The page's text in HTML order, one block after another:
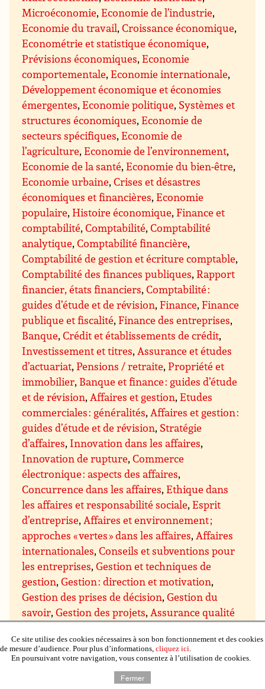
Microéconomie,Economie de l’industrie,
Economie du travail,Croissance économique,
Econométrie et statistique économique,
Prévisions économiques,Economie
comportementale,Economie internationale,
Développement économique et économies
émergentes,Economie politique, Systèmes et
structures économiques,Economie de
secteurs spécifiques,Economie de
l’agriculture,Economie de l’environnement,
Economie de la santé,Economie du bien-être,
Economie urbaine,Crises et désastres
économiques et financières,Economie
populaire,Histoire économique,Finance et
comptabilité,Comptabilité,Comptabilité
analytique,Comptabilité financière,
Comptabilité de gestion et écriture comptable,
Comptabilité des finances publiques,Rapport
financier, états financiers,Comptabilité :
guides d’étude et de révision,Finance,Finance
publique et fiscalité,Finance des entreprises,
Banque,Crédit et établissements de crédit,
Investissement et titres,Assurance et études
d’actuariat,Pensions / retraite,Propriété et
immobilier, Banque et finance : guides d’étude
et de révision,Affaires et gestion,Etudes
commerciales : généralités,Affaires et gestion :
guides d’étude et de révision, Stratégie
d’affaires, Innovation dans les affaires,
Innovation de rupture,Commerce
électronique : aspects des affaires,
Concurrence dans les affaires,Ethique dans
les affaires et responsabilité sociale,Esprit
d’entreprise,Affaires et environnement ;
approches « vertes » dans les affaires,Affaires
internationales,Conseils et subventions pour
les entreprises,Gestion et techniques de
gestion,Gestion : direction et motivation,
Gestion des prises de décision,Gestion du
savoir,Gestion des projets,Assurance qualité
domaines particuliers,Gestion budgétaire et
financière,Gestion du personnel et des
ressources humaines,Gestion de l’immobilier,
Ce site utilise des cookies nécessaires à son bon fonctionnement et des cookies
de mesure d’audience. Pour plus d’informations, cliquez ici.
En poursuivant votre navigation, vous consentez à l’utilisation de cookies.
Fermer